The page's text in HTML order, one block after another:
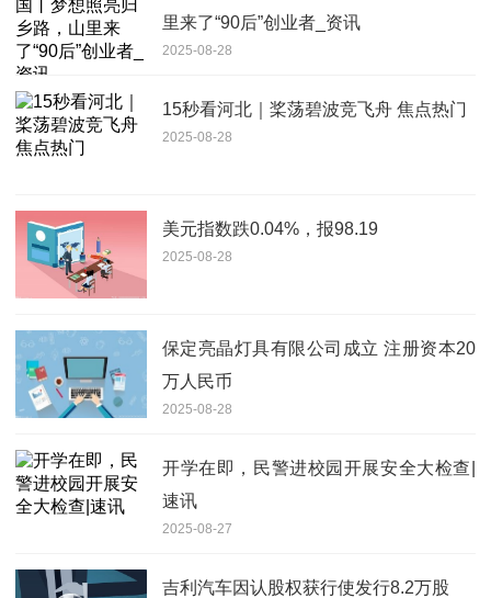
里来了“90后”创业者_资讯
2025-08-28
15秒看河北｜桨荡碧波竞飞舟 焦点热门
2025-08-28
美元指数跌0.04%，报98.19
2025-08-28
保定亮晶灯具有限公司成立 注册资本20
万人民币
2025-08-28
开学在即，民警进校园开展安全大检查|
速讯
2025-08-27
吉利汽车因认股权获行使发行8.2万股